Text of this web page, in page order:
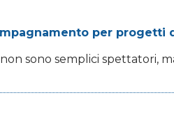
per
sono semplici spettatori,